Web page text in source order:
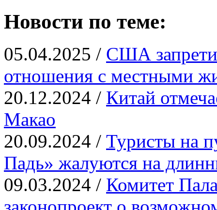
Новости по теме:
05.04.2025 / США
отношения с местными
20.12.2024 / Китай
Макао
20.09.2024 / Туристы на
Падь» жалуются на
09.03.2024 / Комитет